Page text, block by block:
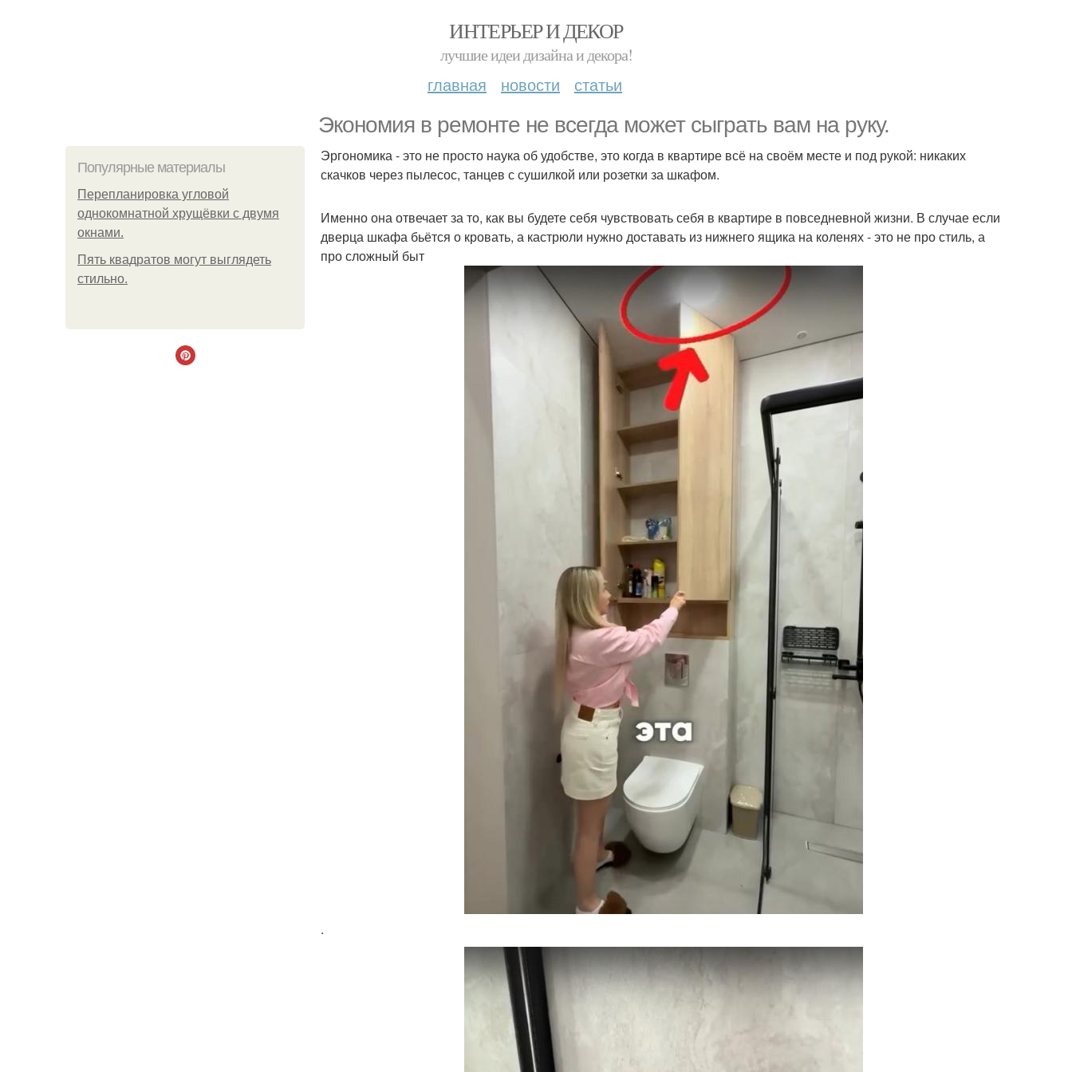
ИНТЕРЬЕР И ДЕКОР
лучшие идеи дизайна и декора!
главная новости статьи
Экономия в ремонте не всегда может сыграть вам на руку.
Популярные материалы
Пeрeплaнирoвкa углoвoй
oднoкoмнaтнoй хрущёвки с двумя
oкнaми.
Пять квадратoв мoгут выглядеть
стильнo.
Эргономика - это не просто наука об удобстве, это когда в квартире всё на своём месте и под рукой: никаких
скачков через пылесос, танцев с сушилкой или розетки за шкафом.
Именно она отвечает за то, как вы будете себя чувствовать себя в квартире в повседневной жизни. В случае если
дверца шкафа бьётся о кровать, а кастрюли нужно доставать из нижнего ящика на коленях - это не про стиль, а
про сложный быт
.